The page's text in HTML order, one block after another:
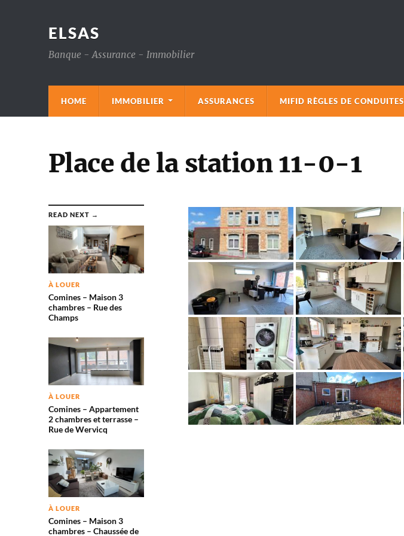
ELSAS
Banque - Assurance - Immobilier
HOME IMMOBILIER ASSURANCES MIFID RÈGLES DE CONDUITES
Place de la station 11-0-1
READ NEXT →
À LOUER
Comines – Maison 3
chambres – Rue des
Champs
À LOUER
Comines – Appartement
2 chambres et terrasse –
Rue de Wervicq
À LOUER
Comines – Maison 3
chambres – Chaussée de